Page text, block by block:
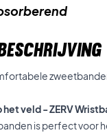
veld - ZERV
is perfect voor